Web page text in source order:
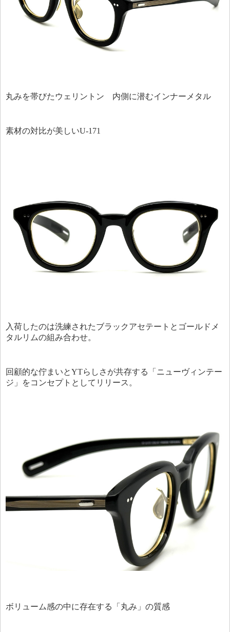
丸みを帯びたウェリントン 内側に潜むインナーメタル
素材の対比が美しいU-171
入荷したのは洗練されたブラックアセテートとゴールドメ
タルリムの組み合わせ。
回顧的な佇まいとYTらしさが共存する「ニューヴィンテー
ジ」をコンセプトとしてリリース。
ボリューム感の中に存在する「丸み」の質感